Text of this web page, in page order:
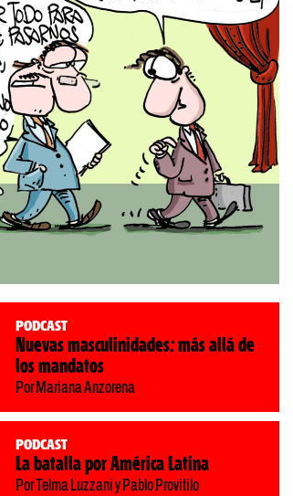
Podcast
Nuevas masculinidades: más allá de
los mandatos
Por Mariana Anzorena
Podcast
La batalla por América Latina
Por Telma Luzzani y Pablo Provitilo